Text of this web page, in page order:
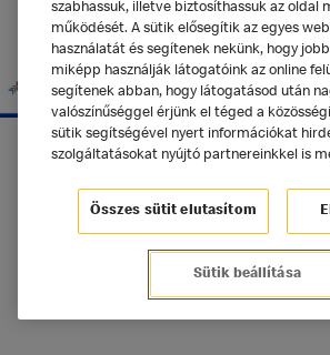
©2025 McDonald's
szabhassuk, illetve biztosíthassuk az oldal
működését. A sütik elősegítik az egyes
használatát és segítenek nekünk, hogy
miképp használják látogatóink az online
segítenek abban, hogy látogatásod után
valószínűséggel érjünk el téged a
sütik segítségével nyert információkat
szolgáltatásokat nyújtó partnereinkkel is
Összes sütit elutasítom
Sütik beállítása